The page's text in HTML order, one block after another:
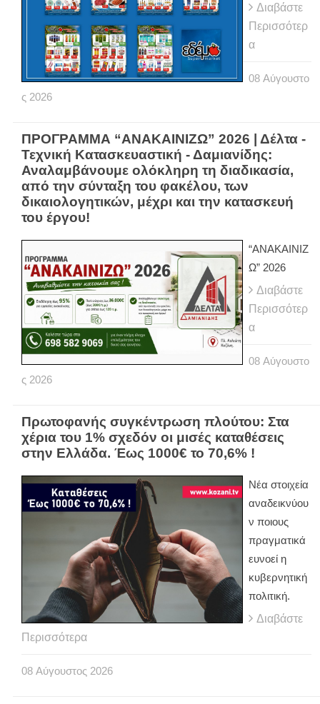
Διαβάστε
Περισσότερ
α
08 Αύγουστο
ς 2026
ΠΡΟΓΡΑΜΜΑ “ΑΝΑΚΑΙΝΙΖΩ” 2026 | Δέλτα -
Τεχνική Κατασκευαστική - Δαμιανίδης:
Αναλαμβάνουμε ολόκληρη τη διαδικασία,
από την σύνταξη του φακέλου, των
δικαιολογητικών, μέχρι και την κατασκευή
του έργου!
“ΑΝΑΚΑΙΝΙΖ
Ω” 2026
Διαβάστε
Περισσότερ
α
08 Αύγουστο
ς 2026
Πρωτοφανής συγκέντρωση πλούτου: Στα
χέρια του 1% σχεδόν οι μισές καταθέσεις
στην Ελλάδα. Έως 1000€ το 70,6% !
Νέα στοιχεία
αναδεικνύου
ν ποιους
πραγματικά
ευνοεί η
κυβερνητική
πολιτική.
Διαβάστε
Περισσότερα
08 Αύγουστος 2026